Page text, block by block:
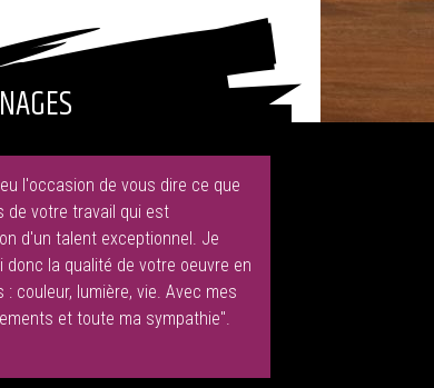
l'occasion de vous dire ce que
de votre travail qui est
d'un talent exceptionnel. Je
donc la qualité de votre oeuvre en
couleur, lumière, vie. Avec mes
et toute ma sympathie".